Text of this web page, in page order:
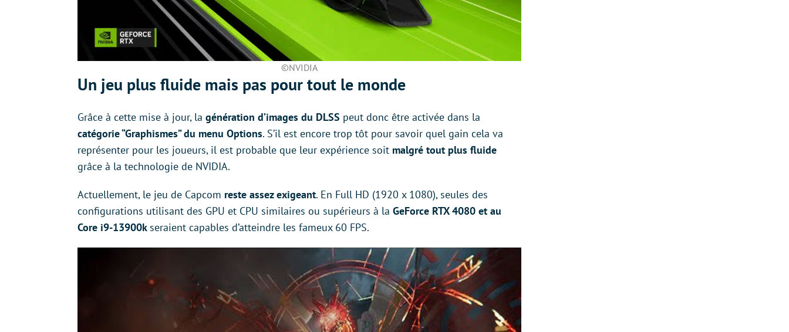
©NVIDIA
Un jeu plus fluide mais pas pour tout le monde
Grâce à cette mise à jour, la génération d’images du DLSS peut donc être activée dans la
catégorie “Graphismes” du menu Options. S’il est encore trop tôt pour savoir quel gain cela va
représenter pour les joueurs, il est probable que leur expérience soit malgré tout plus fluide
grâce à la technologie de NVIDIA.
Actuellement, le jeu de Capcom reste assez exigeant. En Full HD (1920 x 1080), seules des
configurations utilisant des GPU et CPU similaires ou supérieurs à la GeForce RTX 4080 et au
Core i9-13900kseraient capables d’atteindre les fameux 60 FPS.